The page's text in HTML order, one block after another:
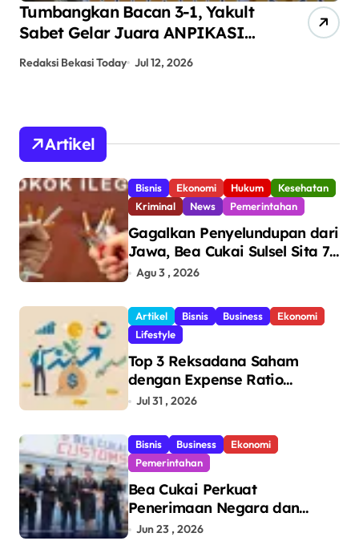
Tumbangkan Bacan 3-1, Yakult
Sabet Gelar Juara ANPIKASI
Redaksi Bekasi Today Jul 12, 2026
Artikel
Bisnis Ekonomi Hukum
Kesehatan
Kriminal
News Pemerintahan
Gagalkan Penyelundupan dari
Jawa, Bea Cukai Sulsel Sita 7,8
Juta Batang Rokok Ilegal
Makassar
Agu 3 , 2026
Artikel Bisnis Business
Ekonomi
Lifestyle
Top 3 Reksadana Saham
dengan Expense Ratio
Terendah
Jul 31 , 2026
Bisnis Business
Ekonomi
Pemerintahan
Bea Cukai Perkuat
Penerimaan Negara dan
Pengawasan, Setor Rp123,8
Jun 23 , 2026